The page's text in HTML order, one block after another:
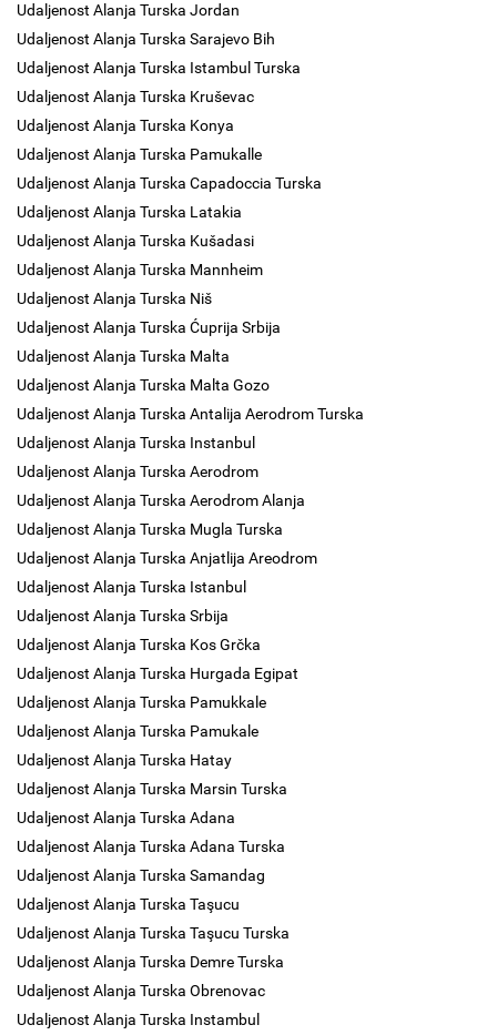
Udaljenost Alanja Turska Jordan
Udaljenost Alanja Turska Sarajevo Bih
Udaljenost Alanja Turska Istambul Turska
Udaljenost Alanja Turska Kruševac
Udaljenost Alanja Turska Konya
Udaljenost Alanja Turska Pamukalle
Udaljenost Alanja Turska Capadoccia Turska
Udaljenost Alanja Turska Latakia
Udaljenost Alanja Turska Kušadasi
Udaljenost Alanja Turska Mannheim
Udaljenost Alanja Turska Niš
Udaljenost Alanja Turska Ćuprija Srbija
Udaljenost Alanja Turska Malta
Udaljenost Alanja Turska Malta Gozo
Udaljenost Alanja Turska Antalija Aerodrom Turska
Udaljenost Alanja Turska Instanbul
Udaljenost Alanja Turska Aerodrom
Udaljenost Alanja Turska Aerodrom Alanja
Udaljenost Alanja Turska Mugla Turska
Udaljenost Alanja Turska Anjatlija Areodrom
Udaljenost Alanja Turska Istanbul
Udaljenost Alanja Turska Srbija
Udaljenost Alanja Turska Kos Grčka
Udaljenost Alanja Turska Hurgada Egipat
Udaljenost Alanja Turska Pamukkale
Udaljenost Alanja Turska Pamukale
Udaljenost Alanja Turska Hatay
Udaljenost Alanja Turska Marsin Turska
Udaljenost Alanja Turska Adana
Udaljenost Alanja Turska Adana Turska
Udaljenost Alanja Turska Samandag
Udaljenost Alanja Turska Taşucu
Udaljenost Alanja Turska Taşucu Turska
Udaljenost Alanja Turska Demre Turska
Udaljenost Alanja Turska Obrenovac
Udaljenost Alanja Turska Instambul